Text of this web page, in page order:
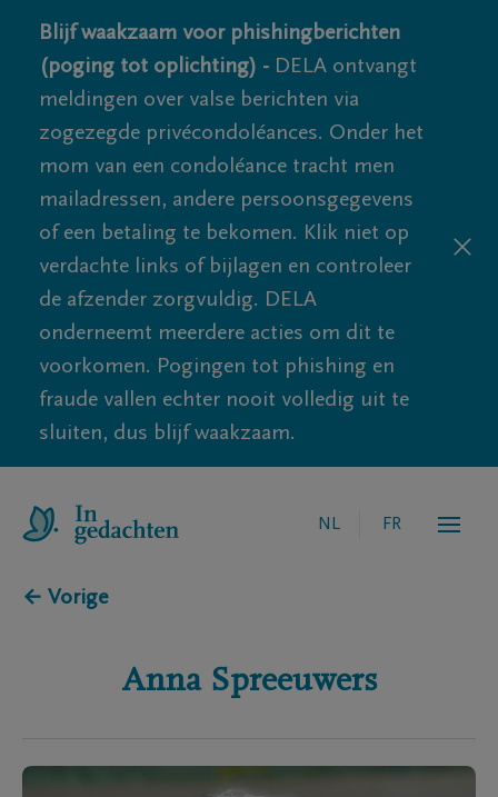
Blijf waakzaam voor phishingberichten
(poging tot oplichting) - DELA ontvangt
meldingen over valse berichten via
zogezegde privécondoléances. Onder het
mom van een condoléance tracht men
mailadressen, andere persoonsgegevens
of een betaling te bekomen. Klik niet op
verdachte links of bijlagen en controleer
de afzender zorgvuldig. DELA
onderneemt meerdere acties om dit te
voorkomen. Pogingen tot phishing en
fraude vallen echter nooit volledig uit te
sluiten, dus blijf waakzaam.
NL FR
← Vorige
Anna Spreeuwers